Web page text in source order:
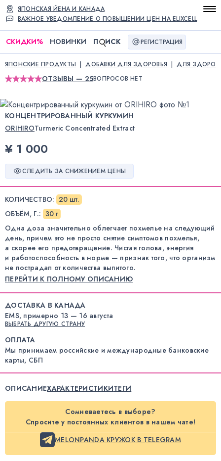
ВАЖНОЕ УВЕДОМЛЕНИЕ О ПОВЫШЕНИИ ЦЕН НА ELIXCELL
ЯПОНСКАЯ ЙЕНА И КАНАДА
СКИДКИ% НОВИНКИ П ИСК РЕГИСТРАЦИЯ
ЯПОНСКИЕ ПРОДУКТЫ ДОБАВКИ ДЛЯ ЗДОРОВЬЯ ДЛЯ
ОТЗЫВЫ — 25ВОПРОСОВ НЕТ
КОНЦЕНТРИРОВАННЫЙ КУРКУМИН
ORIHIROTurmeric Concentrated Extract
¥ 1 000
СЛЕДИТЬ ЗА СНИЖЕНИЕМ ЦЕНЫ
КОЛИЧЕСТВО: 20 шт.
ОБЪЁМ, Г.: 30 г
Одна доза значительно облегчает похмелье на следующий
день, причем это не просто снятие симптомов похмелья,
а скорее его предотвращение. Чистая голова, энергия
и работоспособность в норме — признак того, что организм
не пострадал от количества выпитого.
ПЕРЕЙТИ К ПОЛНОМУ ОПИСАНИЮ
ДОСТАВКА В КАНАДА
EMS, примерно 13 — 16 августа
ВЫБРАТЬ ДРУГУЮ СТРАНУ
ОПЛАТА
Мы принимаем российские и международные банковские
карты, СБП
ОПИСАНИЕХАРАКТЕРИСТИКИТЕГИ
Сомневаетесь в выборе?
Спросите у постоянных клиентов в нашем чате!
MELONPANDA КРУЖОК В TELEGRAM